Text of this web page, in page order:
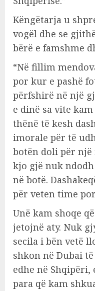
Këngëtarja u
vogël dhe se
bërë e famshme
“Në fillim
por kur e pashë
përfshirë në një
e dinë sa vite
thënë të kesh
imorale për të
botën doli për
kjo gjë nuk
në botë.
për veten time
Unë kam shoqe
jetojnë aty. Nuk
secila i bën vetë
shkon në Dubai
edhe në Shqipëri,
para që kam